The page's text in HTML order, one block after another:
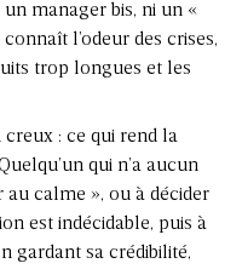
manager bis, ni un «
l’odeur des crises,
trop longues et les
: ce qui rend la
qui n’a aucun
au calme », ou à décider
est indécidable, puis à
gardant sa crédibilité,